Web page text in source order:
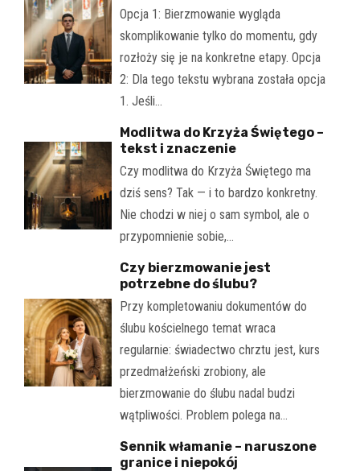
Opcja 1: Bierzmowanie wygląda
skomplikowanie tylko do momentu, gdy
rozłoży się je na konkretne etapy. Opcja
2: Dla tego tekstu wybrana została opcja
1. Jeśli…
Modlitwa do Krzyża Świętego –
tekst i znaczenie
Czy modlitwa do Krzyża Świętego ma
dziś sens? Tak — i to bardzo konkretny.
Nie chodzi w niej o sam symbol, ale o
przypomnienie sobie,…
Czy bierzmowanie jest
potrzebne do ślubu?
Przy kompletowaniu dokumentów do
ślubu kościelnego temat wraca
regularnie: świadectwo chrztu jest, kurs
przedmałżeński zrobiony, ale
bierzmowanie do ślubu nadal budzi
wątpliwości. Problem polega na…
Sennik włamanie – naruszone
granice i niepokój